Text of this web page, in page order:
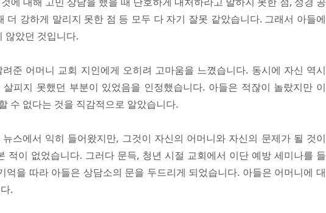
더 강하게 말리지 못한 점 등 모두 다 자기 잘못 같았습니다. 그래서 아들에
않았던 것입니다.
준 어머니 교회 지인에게 오히려 고마움을 느꼈습니다. 동시에 자신 역시
피지 못했던 부분이 있었음을 인정했습니다. 아들은 적잖이 놀랐지만 이
수 없다는 것을 직감적으로 알았습니다.
스에서 익히 들어왔지만, 그것이 자신의 어머니와 자신의 문제가 될 것이
적이 없었습니다. 그러다 문득, 청년 시절 교회에서 이단 예방 세미나를 들
억을 따라 아들은 상담소의 문을 두드리게 되었습니다. 아들은 어머니에 대
.